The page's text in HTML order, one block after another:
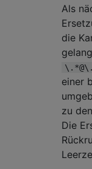
Als
die
einer
zu
Die